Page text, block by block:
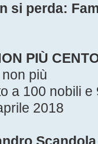
si perda:
PIÙ
più
a 100 nobili
2018